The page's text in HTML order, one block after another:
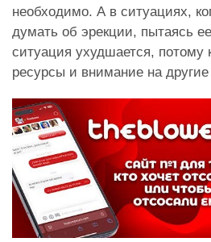
необходимо. А в ситуациях,
думать об эрекции, пытаясь
ситуация ухудшается, потому
ресурсы и внимание на другие